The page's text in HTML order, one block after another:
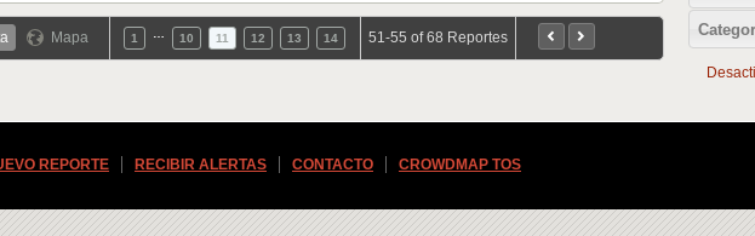
Mapa 1 10 11 12 13 14 51-55 of 68 Reportes
REPORTE RECIBIR ALERTAS CONTACTO CROWDMAP TOS